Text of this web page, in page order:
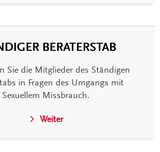
BERATERSTAB
Sie die Mitglieder des Ständigen
in Fragen des Umgangs mit
Sexuellem Missbrauch.
Weiter